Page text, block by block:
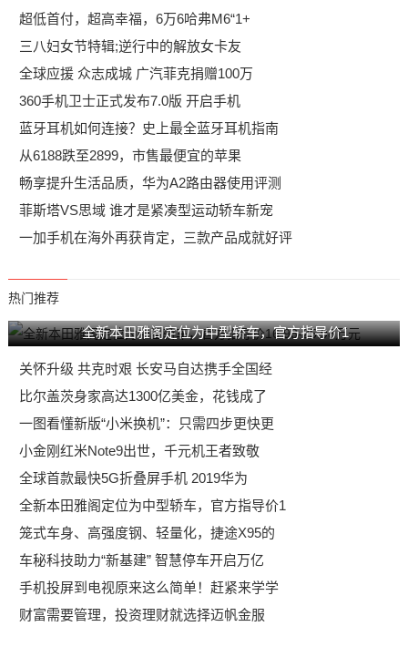
超低首付，超高幸福，6万6哈弗M6“1+
三八妇女节特辑;逆行中的解放女卡友
全球应援 众志成城 广汽菲克捐赠100万
360手机卫士正式发布7.0版 开启手机
蓝牙耳机如何连接？史上最全蓝牙耳机指南
从6188跌至2899，市售最便宜的苹果
畅享提升生活品质，华为A2路由器使用评测
菲斯塔VS思域 谁才是紧凑型运动轿车新宠
一加手机在海外再获肯定，三款产品成就好评
热门推荐
全新本田雅阁定位为中型轿车，官方指导价1
关怀升级 共克时艰 长安马自达携手全国经
比尔盖茨身家高达1300亿美金，花钱成了
一图看懂新版“小米换机”：只需四步更快更
小金刚红米Note9出世，千元机王者致敬
全球首款最快5G折叠屏手机 2019华为
全新本田雅阁定位为中型轿车，官方指导价1
笼式车身、高强度钢、轻量化，捷途X95的
车秘科技助力“新基建” 智慧停车开启万亿
手机投屏到电视原来这么简单！赶紧来学学
财富需要管理，投资理财就选择迈帆金服